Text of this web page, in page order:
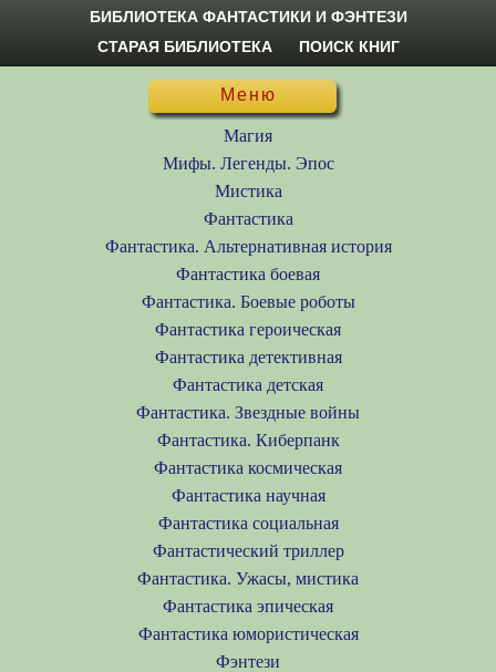
БИБЛИОТЕКА ФАНТАСТИКИ И ФЭНТЕЗИ
СТАРАЯ БИБЛИОТЕКА
ПОИСК КНИГ
Меню
Магия
Мифы. Легенды. Эпос
Мистика
Фантастика
Фантастика. Альтернативная история
Фантастика боевая
Фантастика. Боевые роботы
Фантастика героическая
Фантастика детективная
Фантастика детская
Фантастика. Звездные войны
Фантастика. Киберпанк
Фантастика космическая
Фантастика научная
Фантастика социальная
Фантастический триллер
Фантастика. Ужасы, мистика
Фантастика эпическая
Фантастика юмористическая
Фэнтези